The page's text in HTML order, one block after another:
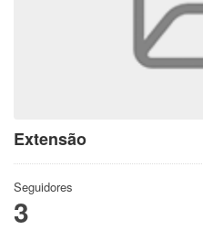
Extensão
Seguidores
3